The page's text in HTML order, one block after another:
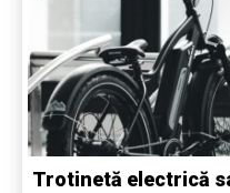
Trotinetă electrică